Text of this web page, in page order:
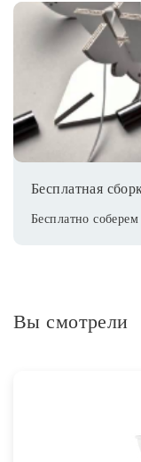
Бесплатная
Бесплатно
Вы смотрели